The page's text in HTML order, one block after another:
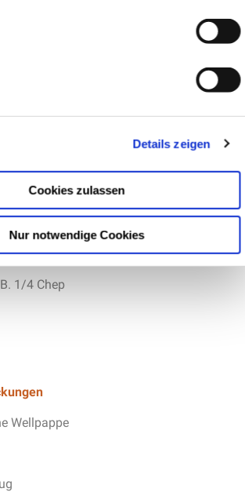
Details zeigen
Cookies zulassen
Nur notwendige Cookies
ohne Werkzeugkosten
1/4 Chep
Wellpappe